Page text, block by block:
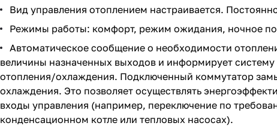
Вид управления отоплением настраивается.
Режимы работы: комфорт, режим ожидания, ночное
Автоматическое сообщение о необходимости
величины назначенных выходов и информирует
отопления/охлаждения. Подключенный коммутатор
охлаждения. Это позволяет осуществлять
входы управления (например, переключение по
конденсационном котле или тепловых насосах).